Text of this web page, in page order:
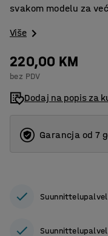
svakom modelu za
Više
220,00 KM
bez PDV
Dodaj na popis za
Garancja od 7